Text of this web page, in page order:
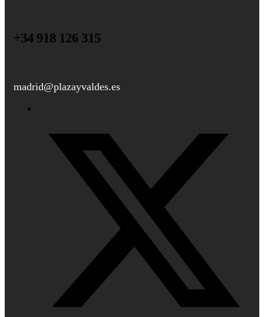
+34 918 126 315
madrid@plazayvaldes.es